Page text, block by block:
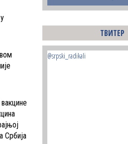
Србија
ТВИТЕР
@srpski_radikali